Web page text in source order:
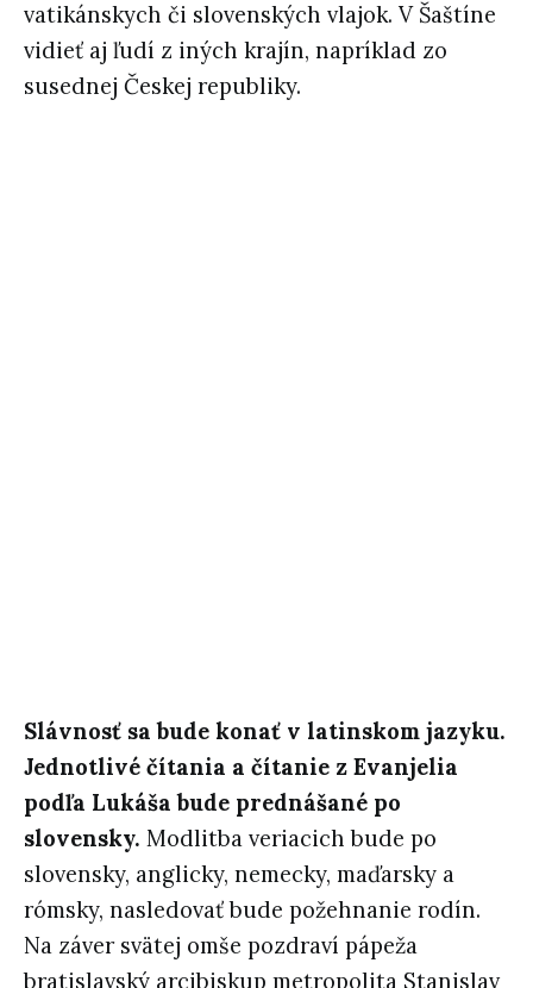
vatikánskych či slovenských vlajok. V Šaštíne
vidieť aj ľudí z iných krajín, napríklad zo
susednej Českej republiky.
Slávnosť sa bude konať v latinskom jazyku.
Jednotlivé čítania a čítanie z Evanjelia
podľa Lukáša bude prednášané po
slovensky. Modlitba veriacich bude po
slovensky, anglicky, nemecky, maďarsky a
rómsky, nasledovať bude požehnanie rodín.
Na záver svätej omše pozdraví pápeža
bratislavský arcibiskup metropolita Stanislav